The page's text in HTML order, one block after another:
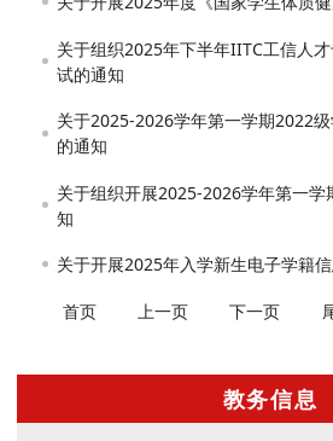
教务信息
关于组织2025年下半年IITC工信人
试的通知
关于2025-2026学年第一学期2022
的通知
关于组织开展2025-2026学年第一学
知
关于开展2025年入学新生电子学籍
首页 上一页 下一页